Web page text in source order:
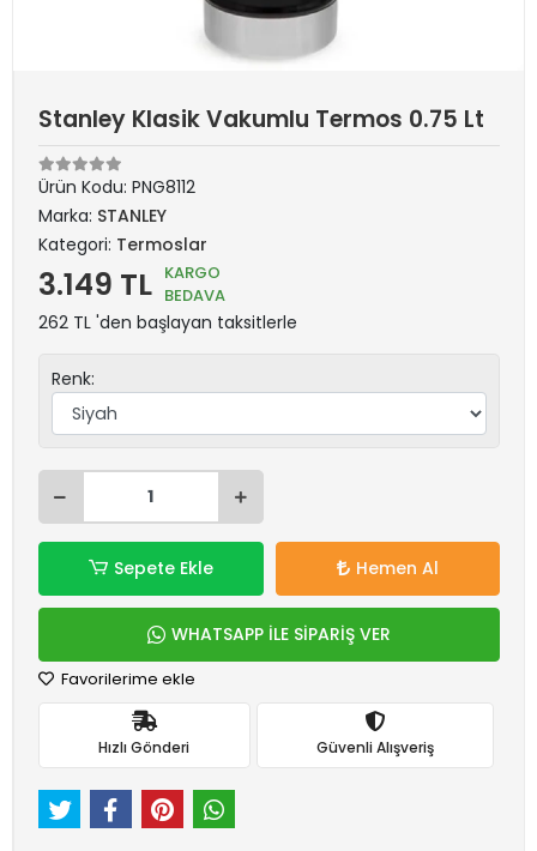
Stanley Klasik Vakumlu Termos 0.75 Lt
Ürün Kodu: PNG8112
Marka: STANLEY
Kategori: Termoslar
3.149 TL KARGO
BEDAVA
262 TL 'den başlayan taksitlerle
Renk:
Sepete Ekle Hemen Al
WHATSAPP İLE SİPARİŞ VER
Favorilerime ekle
Hızlı Gönderi Güvenli Alışveriş